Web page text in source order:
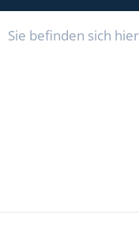
Sie befinden sich